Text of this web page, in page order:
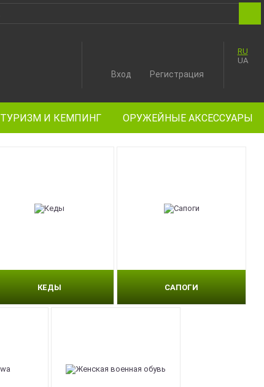
RU
UA
Вход Регистрация
ТУРИЗМ И КЕМПИНГ ОРУЖЕЙНЫЕ АКСЕССУАРЫ
КЕДЫ САПОГИ